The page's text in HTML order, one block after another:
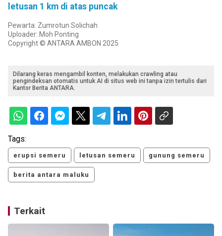
letusan 1 km di atas puncak
Pewarta: Zumrotun Solichah
Uploader: Moh Ponting
Copyright © ANTARA AMBON 2025
Dilarang keras mengambil konten, melakukan crawling atau
pengindeksan otomatis untuk AI di situs web ini tanpa izin tertulis dari
Kantor Berita ANTARA.
Tags:
erupsi semeru letusan semeru gunung semeru
berita antara maluku
Terkait